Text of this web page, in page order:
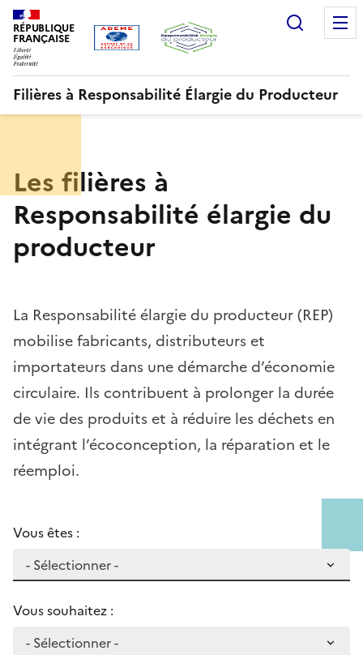
Aller
au
contenu
principal
RÉPUBLIQUE
FRANÇAISE
Filières à Responsabilité Élargie du Producteur
Les filières à
Responsabilité élargie du
producteur
La Responsabilité élargie du producteur (REP)
mobilise fabricants, distributeurs et
importateurs dans une démarche d’économie
circulaire. Ils contribuent à prolonger la durée
de vie des produits et à réduire les déchets en
intégrant l’écoconception, la réparation et le
réemploi.
Vous êtes :
Vous souhaitez :
Gestion des cookies